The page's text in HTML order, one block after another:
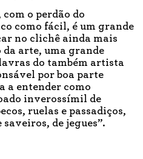
o perdão do
como fácil, é um grande
no clichê ainda mais
arte, uma grande
do também artista
por boa parte
a entender como
inverossímil de
ruelas e passadiços,
de jegues”.